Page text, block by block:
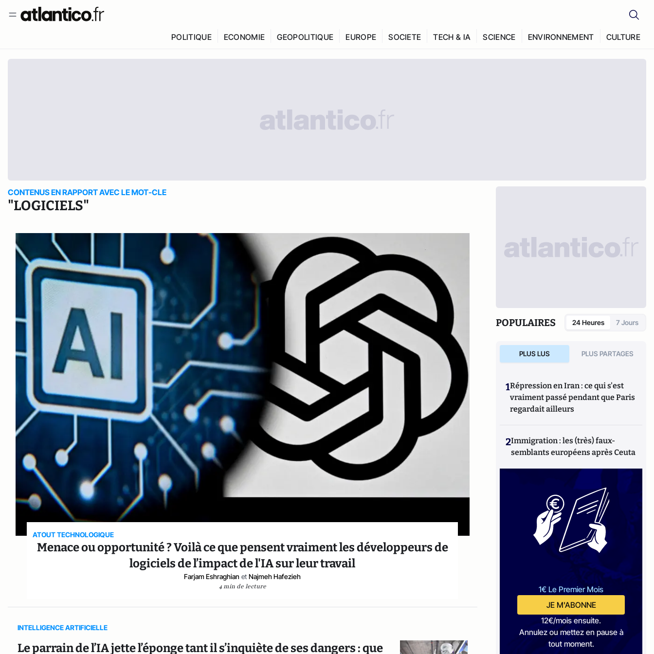
POLITIQUE ECONOMIE GEOPOLITIQUE EUROPE SOCIETE TECH & IA SCIENCE ENVIRONNEMENT CULTURE
CONTENUS EN RAPPORT AVEC LE MOT-CLE
"LOGICIELS"
ATOUT TECHNOLOGIQUE
Menace ou opportunité ? Voilà ce que pensent vraiment les développeurs de
logiciels de l’impact de l'IA sur leur travail
Farjam Eshraghian et Najmeh Hafezieh
4 min de lecture
INTELLIGENCE ARTIFICIELLE
Le parrain de l’IA jette l’éponge tant il s’inquiète de ses dangers : que
POPULAIRES 24 Heures 7 Jours
PLUS LUS PLUS PARTAGES
1Répression en Iran : ce qui s'est
vraiment passé pendant que Paris
regardait ailleurs
2Immigration : les (très) faux-
semblants européens après Ceuta
1€ Le Premier Mois
JE M'ABONNE
12€/mois ensuite.
Annulez ou mettez en pause à
tout moment.